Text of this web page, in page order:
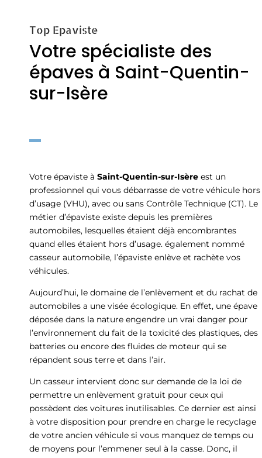
Top Epaviste
Votre spécialiste des
épaves à Saint-Quentin-
sur-Isère
Votre épaviste à Saint-Quentin-sur-Isère est un
professionnel qui vous débarrasse de votre véhicule hors
d’usage (VHU), avec ou sans Contrôle Technique (CT). Le
métier d’épaviste existe depuis les premières
automobiles, lesquelles étaient déjà encombrantes
quand elles étaient hors d’usage. également nommé
casseur automobile, l’épaviste enlève et rachète vos
véhicules.
Aujourd’hui, le domaine de l’enlèvement et du rachat de
automobiles a une visée écologique. En effet, une épave
déposée dans la nature engendre un vrai danger pour
l’environnement du fait de la toxicité des plastiques, des
batteries ou encore des fluides de moteur qui se
répandent sous terre et dans l’air.
Un casseur intervient donc sur demande de la loi de
permettre un enlèvement gratuit pour ceux qui
possèdent des voitures inutilisables. Ce dernier est ainsi
à votre disposition pour prendre en charge le recyclage
de votre ancien véhicule si vous manquez de temps ou
de moyens pour l’emmener seul à la casse. Donc, il